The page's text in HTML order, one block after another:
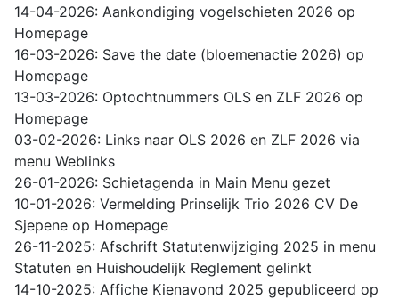
14-04-2026: Aankondiging vogelschieten 2026 op
Homepage
16-03-2026: Save the date (bloemenactie 2026) op
Homepage
13-03-2026: Optochtnummers OLS en ZLF 2026 op
Homepage
03-02-2026: Links naar OLS 2026 en ZLF 2026 via
menu Weblinks
26-01-2026: Schietagenda in Main Menu gezet
10-01-2026: Vermelding Prinselijk Trio 2026 CV De
Sjepene op Homepage
26-11-2025: Afschrift Statutenwijziging 2025 in menu
Statuten en Huishoudelijk Reglement gelinkt
14-10-2025: Affiche Kienavond 2025 gepubliceerd op